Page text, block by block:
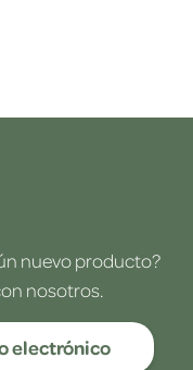
nuevo producto?
nosotros.
electrónico